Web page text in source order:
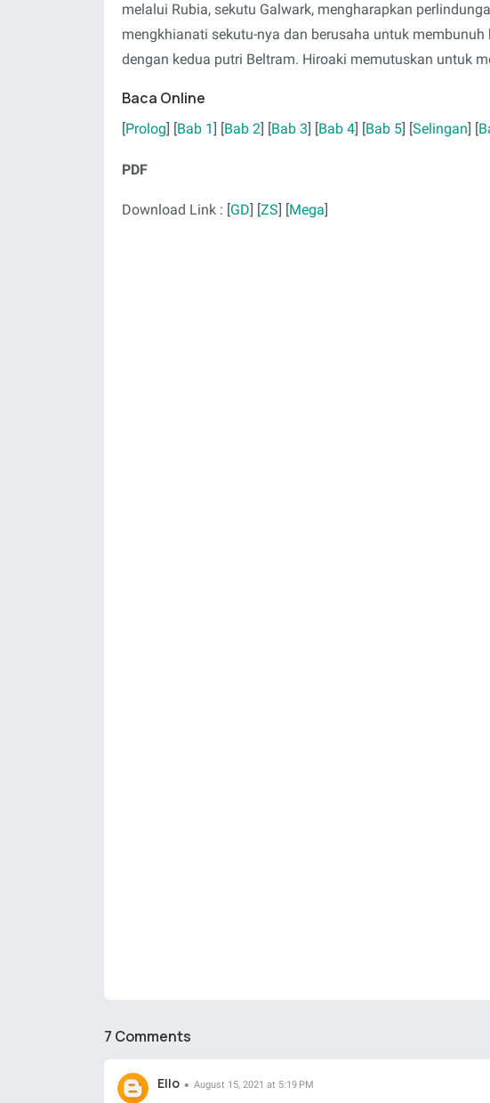
melalui Rubia, sekutu Galwark, mengharapkan
mengkhianati sekutu-nya dan berusaha untuk
dengan kedua putri Beltram. Hiroaki memutuskan untuk
Baca Online
[Prolog] [Bab 1] [Bab 2] [Bab 3] [Bab 4] [Bab 5] [Selingan] [
PDF
Download Link : [GD] [ZS] [Mega]
7 Comments
Ello August 15, 2021 at 5:19 PM